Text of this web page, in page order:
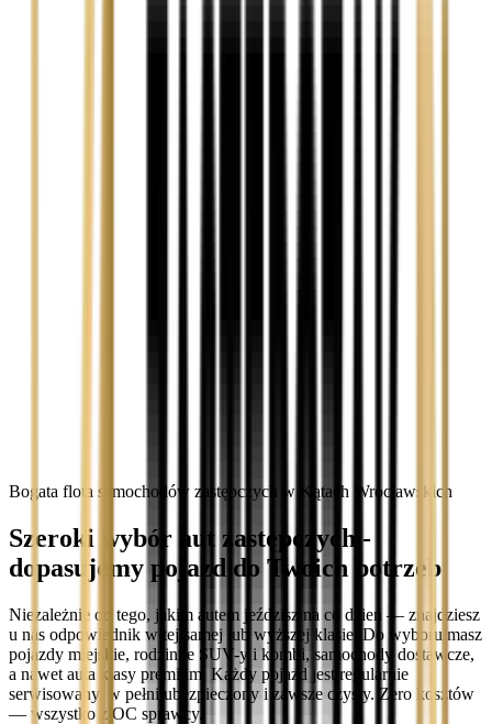
Bogata flota samochodów zastępczych w Kątach Wrocławskich
Szeroki wybór aut zastępczych -
dopasujemy pojazd do Twoich potrzeb
Niezależnie od tego, jakim autem jeździsz na co dzień — znajdziesz
u nas odpowiednik w tej samej lub wyższej klasie. Do wyboru masz
pojazdy miejskie, rodzinne SUV-y i kombi, samochody dostawcze,
a nawet auta klasy premium. Każdy pojazd jest regularnie
serwisowany, w pełni ubezpieczony i zawsze czysty. Zero kosztów
— wszystko z OC sprawcy.